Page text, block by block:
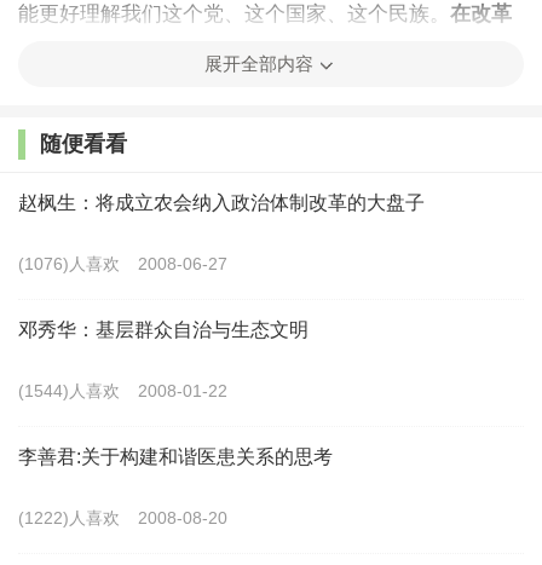
能更好理解我们这个党、这个国家、这个民族。 在改革
习近平总书记告诫我们，新形势下深化农
地承包关系要保持稳定，农民的土地不要随便动。要尊
民选择而不是代替农民选择。坚持党的农村政策，首要
的就是坚持农村基本经营制度。习近平总书记为农村改
刻体现了农村改革的基本方向。
创新性。创新是习近平总书记关于深化改革的一系
列新思想、新观点、新论断的思想精髓，也是深化农村
平总书记指出，深化农村改革，要好好研究农村土地所
展开全部内容
随便看看
赵枫生：将成立农会纳入政治体制改革的大盘子
(1076)人喜欢 2008-06-27
邓秀华：基层群众自治与生态文明
(1544)人喜欢 2008-01-22
李善君:关于构建和谐医患关系的思考
(1222)人喜欢 2008-08-20